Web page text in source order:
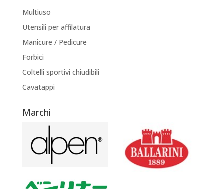
Multiuso
Utensili per affilatura
Manicure / Pedicure
Forbici
Coltelli sportivi chiudibili
Cavatappi
Marchi